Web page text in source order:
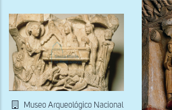
Museo Arqueológico Nacional